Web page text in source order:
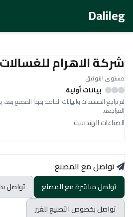
Dalileg
شركة الاهرام
مستوى التوثيق
بيانات أولية
لم نراجع المستندات والبيانات الخاصة بهذا المصنع
المراجعة.
الصناعات الهندسية
تواصل مع المصنع
تواصل مباشرة مع المصنع
تواصل
تواصل بخصوص التصنيع للغير